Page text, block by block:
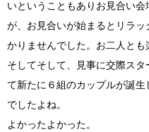
いということもありお見合い
が、お見合いが始まるとリラ
かりませんでした。お二人とも
そしてそして、見事に交際ス
て新たに６組のカップルが誕
でしたよね。
よかったよかった。